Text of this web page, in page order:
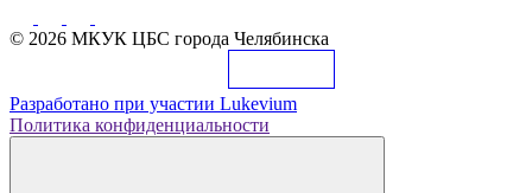
© 2026 МКУК ЦБС города Челябинска
Разработано при участии Lukevium
Политика конфиденциальности